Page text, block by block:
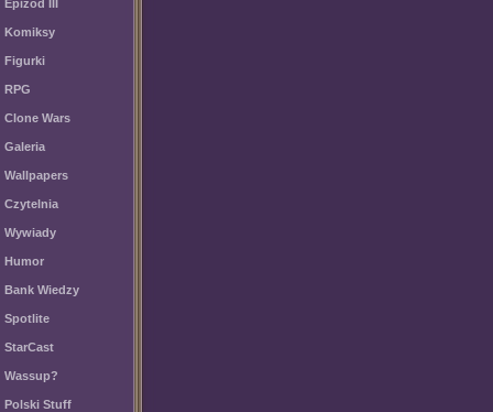
Epizod III
Komiksy
Figurki
RPG
Clone Wars
Galeria
Wallpapers
Czytelnia
Wywiady
Humor
Bank Wiedzy
Spotlite
StarCast
Wassup?
Polski Stuff